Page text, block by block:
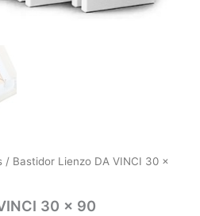
/ Bastidor Lienzo DA VINCI 30 x
30 x 90